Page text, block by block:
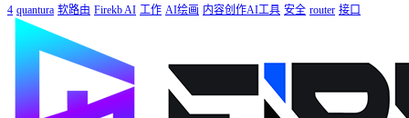
4 quantura 软路由 Firekb AI 工作 AI绘画 内容创作AI工具 安全 router 接口